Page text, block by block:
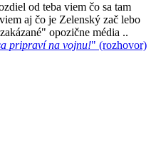
od teba viem čo sa tam
aj čo je Zelenský zač lebo
opozične média ..
pripraví na vojnu!" (rozhovor)